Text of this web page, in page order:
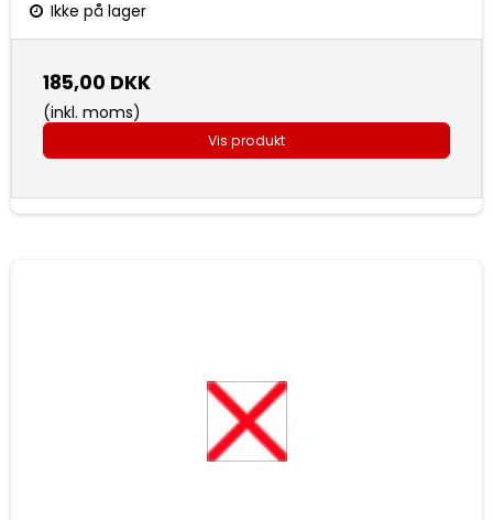
Ikke på lager
185,00 DKK
(inkl. moms)
Vis produkt